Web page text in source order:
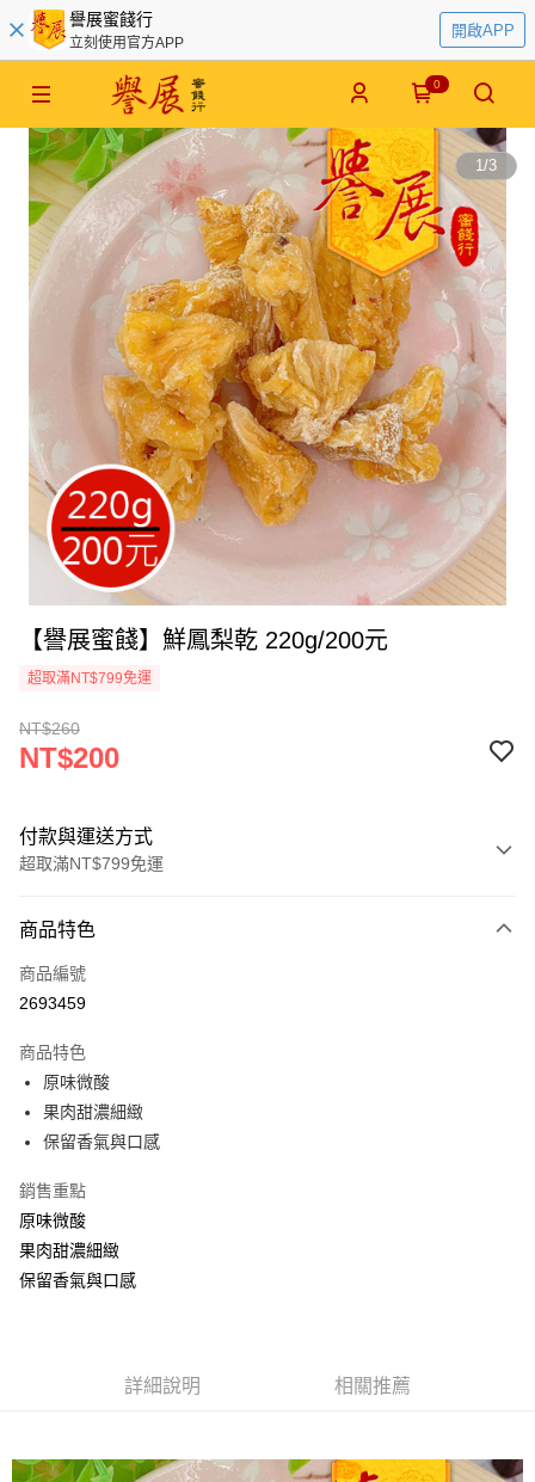
譽展蜜餞行
立刻使用官方APP
開啟APP
0
1/3
【譽展蜜餞】鮮鳳梨乾 220g/200元
超取滿NT$799免運
NT$260
NT$200
付款與運送方式
超取滿NT$799免運
信用卡一次付款
超商取貨付款
Apple Pay
街口支付
Google Pay
全盈+PAY
付款後全家取貨
商品特色
商品編號
2693459
商品特色
原味微酸
果肉甜濃細緻
保留香氣與口感
銷售重點
原味微酸
果肉甜濃細緻
保留香氣與口感
詳細說明 相關推薦